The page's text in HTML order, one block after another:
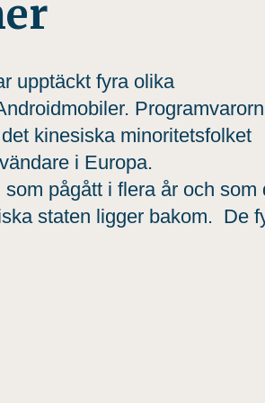
upptäckt fyra olika
kinesiska minoritetsfolket
i Europa.
pågått i flera år och som
staten ligger bakom. De